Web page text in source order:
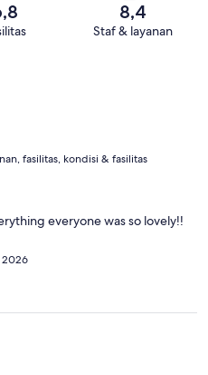
8,4
Staf & layanan
fasilitas, kondisi & fasilitas
everyone was so lovely!!
2026